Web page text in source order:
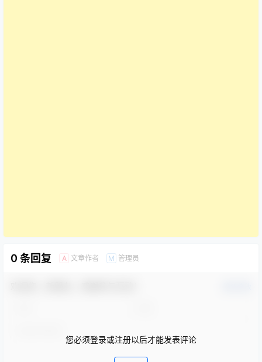
0 条回复 A 文章作者 M 管理员
您必须登录或注册以后才能发表评论